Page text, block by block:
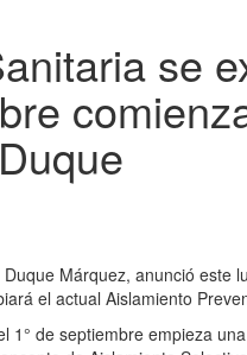
se
Márquez, anunció
el actual Aislamiento
1° de septiembre empieza